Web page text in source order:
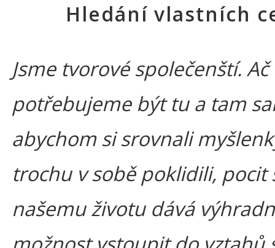
Hledání vlastních
Jsme tvorové společenští. Ač
potřebujeme být tu a tam
abychom si srovnali
trochu v sobě poklidili, pocit
našemu životu dává